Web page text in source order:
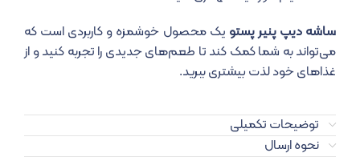
ساشه دیپ پنیر پستو یک محصول خوشمزه و کاربردی است که
می‌تواند به شما کمک کند تا طعم‌های جدیدی را تجربه کنید و از
غذاهای خود لذت بیشتری ببرید.
توضیحات تکمیلی
نحوه ارسال